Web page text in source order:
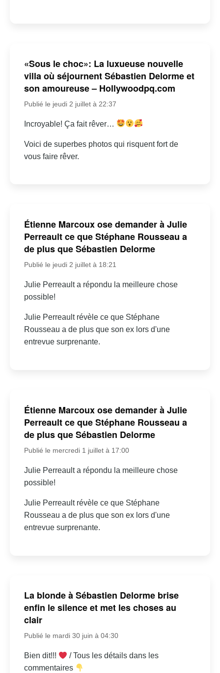
«Sous le choc»: La luxueuse nouvelle
villa où séjournent Sébastien Delorme et
son amoureuse – Hollywoodpq.com
Publié le jeudi 2 juillet à 22:37
Incroyable! Ça fait rêver…
Voici de superbes photos qui risquent fort de
vous faire rêver.
Étienne Marcoux ose demander à Julie
Perreault ce que Stéphane Rousseau a
de plus que Sébastien Delorme
Publié le jeudi 2 juillet à 18:21
Julie Perreault a répondu la meilleure chose
possible!
Julie Perreault révèle ce que Stéphane
Rousseau a de plus que son ex lors d'une
entrevue surprenante.
Étienne Marcoux ose demander à Julie
Perreault ce que Stéphane Rousseau a
de plus que Sébastien Delorme
Publié le mercredi 1 juillet à 17:00
Julie Perreault a répondu la meilleure chose
possible!
Julie Perreault révèle ce que Stéphane
Rousseau a de plus que son ex lors d'une
entrevue surprenante.
La blonde à Sébastien Delorme brise
enfin le silence et met les choses au
clair
Publié le mardi 30 juin à 04:30
Bien dit!!!
/ Tous les détails dans les
commentaires